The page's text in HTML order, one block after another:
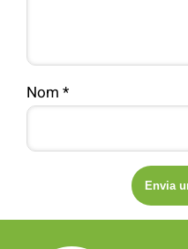
Nom *